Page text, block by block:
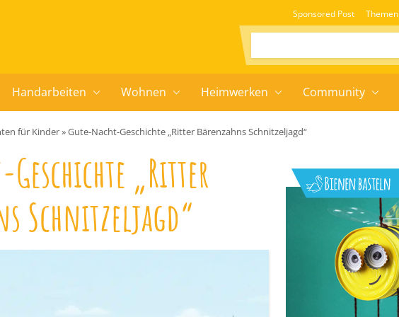
Sponsored Post Themen
Handarbeiten Wohnen Heimwerken Community
für Kinder»Gute-Nacht-Geschichte „Ritter Bärenzahns Schnitzeljagd“
„Ritter
Schnitzeljagd“